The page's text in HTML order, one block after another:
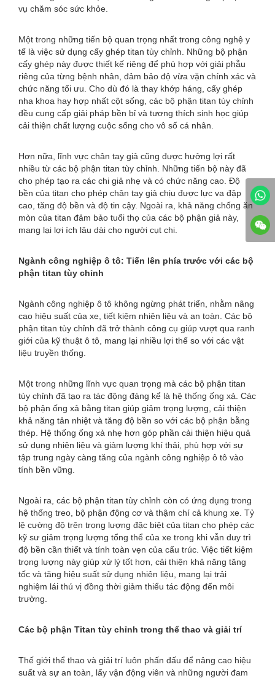
vụ chăm sóc sức khỏe.
Một trong những tiến bộ quan trọng nhất trong công nghệ y
tế là việc sử dụng cấy ghép titan tùy chỉnh. Những bộ phận
cấy ghép này được thiết kế riêng để phù hợp với giải phẫu
riêng của từng bệnh nhân, đảm bảo độ vừa vặn chính xác và
chức năng tối ưu. Cho dù đó là thay khớp háng, cấy ghép
nha khoa hay hợp nhất cột sống, các bộ phận titan tùy chỉnh
đều cung cấp giải pháp bền bỉ và tương thích sinh học giúp
cải thiện chất lượng cuộc sống cho vô số cá nhân.
Hơn nữa, lĩnh vực chân tay giả cũng được hưởng lợi rất
nhiều từ các bộ phận titan tùy chỉnh. Những tiến bộ này đã
cho phép tạo ra các chi giả nhẹ và có chức năng cao. Độ
bền của titan cho phép chân tay giả chịu được lực va đập
cao, tăng độ bền và độ tin cậy. Ngoài ra, khả năng chống ăn
mòn của titan đảm bảo tuổi thọ của các bộ phận giả này,
mang lại lợi ích lâu dài cho người cụt chi.
Ngành công nghiệp ô tô: Tiến lên phía trước với các bộ
phận titan tùy chỉnh
Ngành công nghiệp ô tô không ngừng phát triển, nhằm nâng
cao hiệu suất của xe, tiết kiệm nhiên liệu và an toàn. Các bộ
phận titan tùy chỉnh đã trở thành công cụ giúp vượt qua ranh
giới của kỹ thuật ô tô, mang lại nhiều lợi thế so với các vật
liệu truyền thống.
Một trong những lĩnh vực quan trọng mà các bộ phận titan
tùy chỉnh đã tạo ra tác động đáng kể là hệ thống ống xả. Các
bộ phận ống xả bằng titan giúp giảm trọng lượng, cải thiện
khả năng tản nhiệt và tăng độ bền so với các bộ phận bằng
thép. Hệ thống ống xả nhẹ hơn góp phần cải thiện hiệu quả
sử dụng nhiên liệu và giảm lượng khí thải, phù hợp với sự
tập trung ngày càng tăng của ngành công nghiệp ô tô vào
tính bền vững.
Ngoài ra, các bộ phận titan tùy chỉnh còn có ứng dụng trong
hệ thống treo, bộ phận động cơ và thậm chí cả khung xe. Tỷ
lệ cường độ trên trọng lượng đặc biệt của titan cho phép các
kỹ sư giảm trọng lượng tổng thể của xe trong khi vẫn duy trì
độ bền cần thiết và tính toàn vẹn của cấu trúc. Việc tiết kiệm
trọng lượng này giúp xử lý tốt hơn, cải thiện khả năng tăng
tốc và tăng hiệu suất sử dụng nhiên liệu, mang lại trải
nghiệm lái thú vị đồng thời giảm thiểu tác động đến môi
trường.
Các bộ phận Titan tùy chỉnh trong thể thao và giải trí
Thế giới thể thao và giải trí luôn phấn đấu để nâng cao hiệu
suất và sự an toàn, lấy vận động viên và những người đam